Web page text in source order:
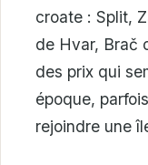
croate : Split,
de Hvar, Brač
des prix qui
époque,
rejoindre une